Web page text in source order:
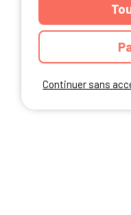
Continuer sans